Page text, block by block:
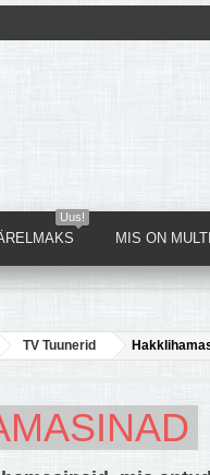
Uus!
MIS ON
TV Tuunerid